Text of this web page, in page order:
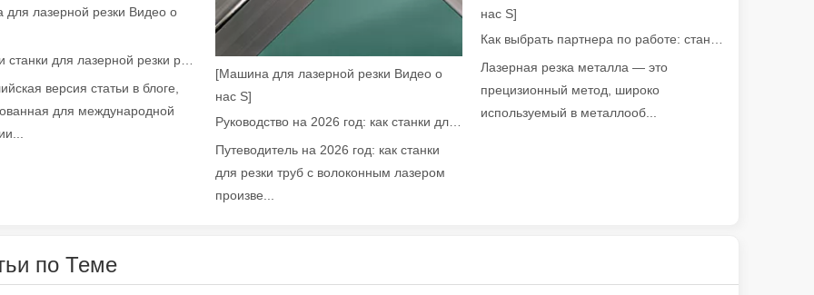
лазерной резки Видео о
версия статьи в блоге,
для международной
[Машина для лазерной резки Видео о
нас S]
Руководство на 2026 год: как станки для резки труб с волоконным лазером совершают революцию в производстве труб
Путеводитель на 2026 год: как станки
для резки труб с волоконным лазером
произве...
нас S]
Как выбрать партнера по работе: станок для лазерной резки
Лазерная резка металла — это
прецизионный метод, широко
используемый в металлооб...
по Теме